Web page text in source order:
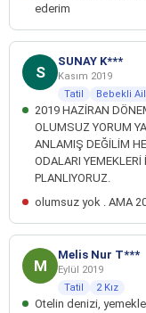
ederim
S
SUNAY K***
Kasım 2019
Tatil
Bebekli
2019 HAZİRAN
OLUMSUZ YORUM
ANLAMIŞ DEĞİLİM
ODALARI
PLANLIYORUZ.
olumsuz yok . AMA
M
Melis Nur T***
Eylül 2019
Tatil
2 Kız
Otelin denizi,